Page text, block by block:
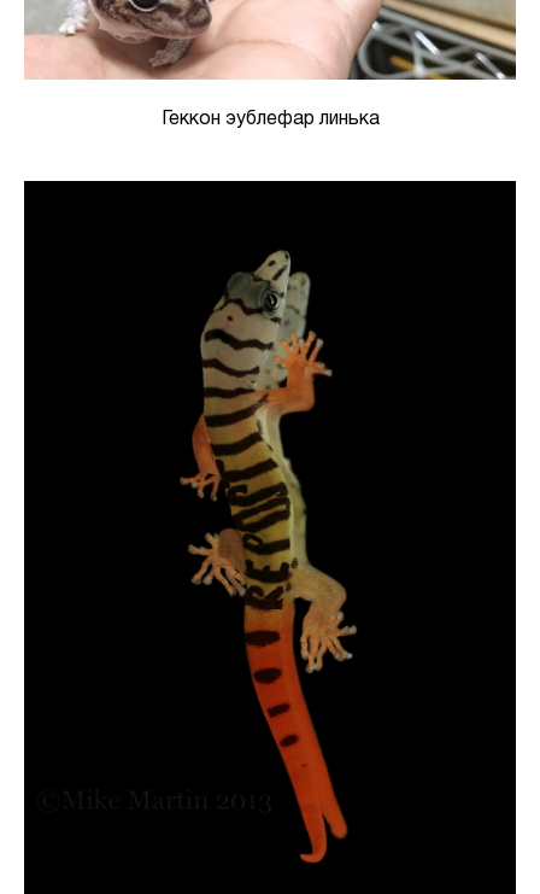
Геккон эублефар линька